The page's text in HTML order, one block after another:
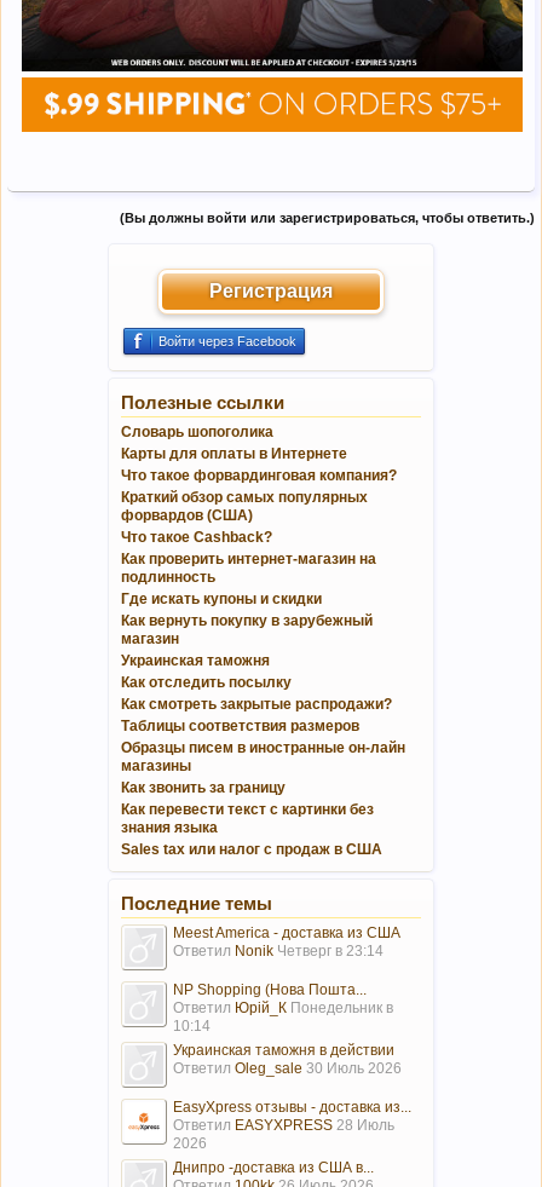
(Вы должны войти или зарегистрироваться, чтобы ответить.)
Регистрация
Войти через Facebook
Полезные ссылки
Словарь шопоголика
Карты для оплаты в Интернете
Что такое форвардинговая компания?
Краткий обзор самых популярных
форвардов (США)
Что такое Cashback?
Как проверить интернет-магазин на
подлинность
Где искать купоны и скидки
Как вернуть покупку в зарубежный
магазин
Украинская таможня
Как отследить посылку
Как смотреть закрытые распродажи?
Таблицы соответствия размеров
Образцы писем в иностранные он-лайн
магазины
Как звонить за границу
Как перевести текст с картинки без
знания языка
Sales tax или налог с продаж в США
Последние темы
Meest America - доставка из США
Ответил Nonik Четверг в 23:14
NP Shopping (Нова Пошта...
Ответил Юрій_К Понедельник в
10:14
Украинская таможня в действии
Ответил Oleg_sale 30 Июль 2026
EasyXpress отзывы - доставка из...
Ответил EASYXPRESS 28 Июль
2026
Днипро -доставка из США в...